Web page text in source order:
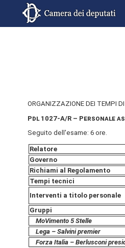
ORGANIZZAZIONE DEI TEMPI
Pdl 1027-A/R –
Seguito dell'esame: 6 ore.
Relatore
Governo
Richiami al Regolamento
Tempi tecnici
Interventi a titolo personale
Gruppi
MoVimento 5 Stelle
Lega – Salvini premier
Forza Italia – Berlusconi